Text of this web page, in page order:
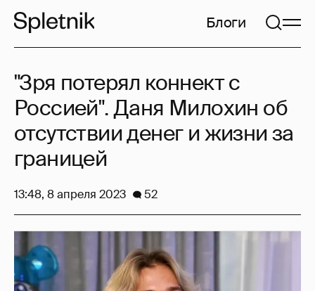
Блоги
"Зря потерял коннект с
Россией". Даня Милохин об
отсутствии денег и жизни за
границей
13:48, 8 апреля 2023 52